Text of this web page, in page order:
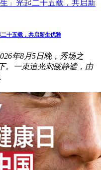
十五载，共启新生优雅
年8月5日晚，秀场之
。一束追光刺破静谧，由